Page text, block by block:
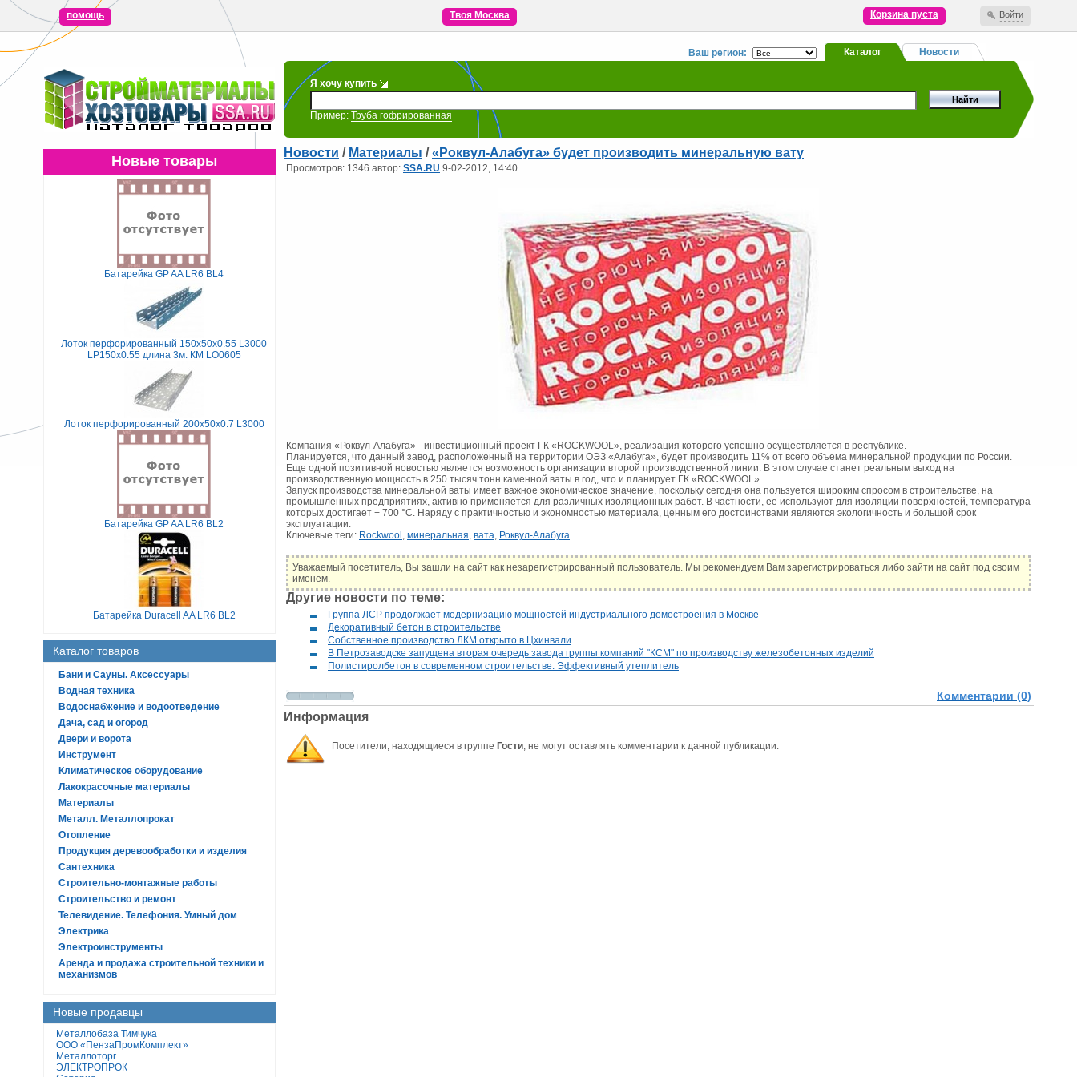
помощь Твоя Москва Корзина пуста Войти
Ваш регион: Каталог Новости
Я хочу купить
Пример: Труба гофрированная
Новые товары
Батарейка GP AA LR6 BL4
Лоток перфорированный 150х50х0.55 L3000
LP150х0.55 длина 3м. КМ LO0605
Лоток перфорированный 200х50х0.7 L3000
Батарейка GP AA LR6 BL2
Батарейка Duracell AA LR6 BL2
Каталог товаров
Бани и Сауны. Аксессуары
Водная техника
Водоснабжение и водоотведение
Дача, сад и огород
Двери и ворота
Инструмент
Климатическое оборудование
Лакокрасочные материалы
Материалы
Металл. Металлопрокат
Отопление
Продукция деревообработки и изделия
Сантехника
Строительно-монтажные работы
Строительство и ремонт
Телевидение. Телефония. Умный дом
Электрика
Электроинструменты
Аренда и продажа строительной техники и
механизмов
Новые продавцы
Металлобаза Тимчука
ООО «ПензаПромКомплект»
Металлоторг
ЭЛЕКТРОПРОК
Новости / Материалы /«Роквул-Алабуга» будет производить минеральную вату
Просмотров: 1346 автор: SSA.RU 9-02-2012, 14:40
Компания «Роквул-Алабуга» - инвестиционный проект ГК «ROCKWOOL», реализация которого успешно осуществляется в республике.
Планируется, что данный завод, расположенный на территории ОЭЗ «Алабугa», будет производить 11% от всего объема минеральной продукции по России.
Еще одной позитивной новостью является возможность организации второй производственной линии. В этом случае станет реальным выход на
производственную мощность в 250 тысяч тонн каменной ваты в год, что и планирует ГК «ROCKWOOL».
Запуск производства минеральной ваты имеет важное экономическое значение, поскольку сегодня она пользуется широким спросом в строительстве, на
промышленных предприятиях, активно применяется для различных изоляционных работ. В частности, ее используют для изоляции поверхностей, температура
которых достигает + 700 °C. Наряду с практичностью и экономностью материала, ценным его достоинствами являются экологичность и большой срок
эксплуатации.
Ключевые теги: Rockwool , минеральная, вата, Роквул-Алабуга
Уважаемый посетитель, Вы зашли на сайт как незарегистрированный пользователь. Мы рекомендуем Вам зарегистрироваться либо зайти на сайт под своим
именем.
Другие новости по теме:
Группа ЛСР продолжает модернизацию мощностей индустриального домостроения в Москве
Декоративный бетон в строительстве
Собственное производство ЛКМ открыто в Цхинвали
В Петрозаводске запущена вторая очередь завода группы компаний "КСМ" по производству железобетонных изделий
Полистиролбетон в современном строительстве. Эффективный утеплитель
Комментарии (0)
Информация
Посетители, находящиеся в группе Гости, не могут оставлять комментарии к данной публикации.